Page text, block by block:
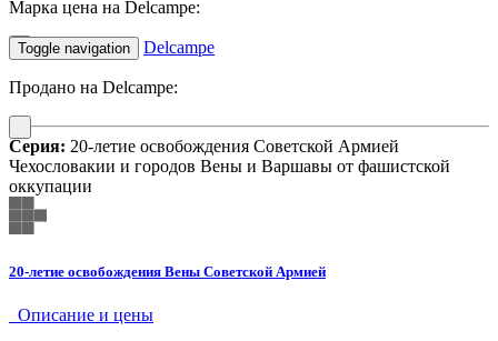
Марка цена на Delcampe:
Toggle navigation Delcampe
Продано на Delcampe:
Серия: 20-летие освобождения Советской Армией
Чехословакии и городов Вены и Варшавы от фашистской
оккупации
20-летие освобождения Вены Советской Армией
Описание и цены